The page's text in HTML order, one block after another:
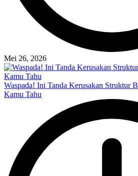
Mei 26, 2026
Waspada! Ini Tanda Kerusakan Struktur
Kamu Tahu